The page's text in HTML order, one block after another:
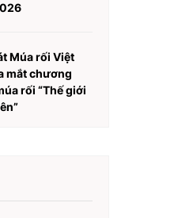
Múa rối Việt
mắt chương
rối “Thế giới